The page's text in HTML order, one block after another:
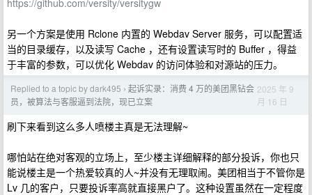
https://github.com/versity/versitygw
另一个方案是使用 Rclone 内置的 Webdav Server 服务，可以配置适
当的目录缓存，以及读写 Cache ，还有设置读写时的 Buffer ，得益
于丰富的参数，可以优化 Webdav 的访问体验和对源站的压力。
Replied to a topic by dark495 › 起诉实录：消费 4 万的美团黑钻会
员，被算法与客服逼到法院，现已立案
2025 年 9
月 16 日
刷下来看到这么多人喷楼主真是无法理解~
哪怕站在绝对客观的立场上，至少楼主详细解释的部分投诉，你也只
能说楼主是一个热爱较真的人~并没有无理取闹。美团相当于不管你是
Lv 几的客户，只要投诉率高就直接黑户了。这种设置虽然在一定程度